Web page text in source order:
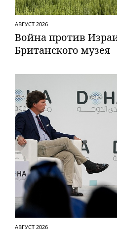
АВГУСТ 2026
Вой­на против
Британского музея
АВГУСТ 2026